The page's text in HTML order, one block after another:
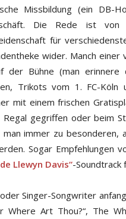
Missbildung (ein DB-
Die Rede ist von
für
wider. Manch einer
Bühne (man erinnere
Trikots vom 1. FC-Köln
mit einem frischen
gegriffen oder beim
immer zu besonderen,
Sogar Empfehlungen
Llewyn Davis“-Soundtrack
Singer-Songwriter
Where Art Thou?“, The